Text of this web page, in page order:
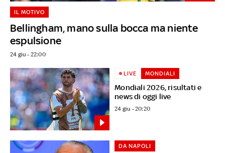
Bellingham, mano sulla bocca ma niente
espulsione
IL MOTIVO
24 giu - 22:00
Mondiali 2026, risultati e
news di oggi live
LIVE MONDIALI
24 giu - 20:20
DA NAPOLI